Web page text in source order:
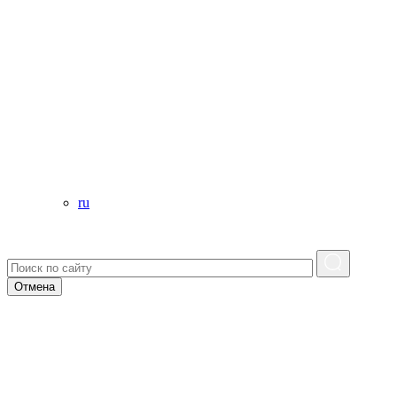
ru
Отмена